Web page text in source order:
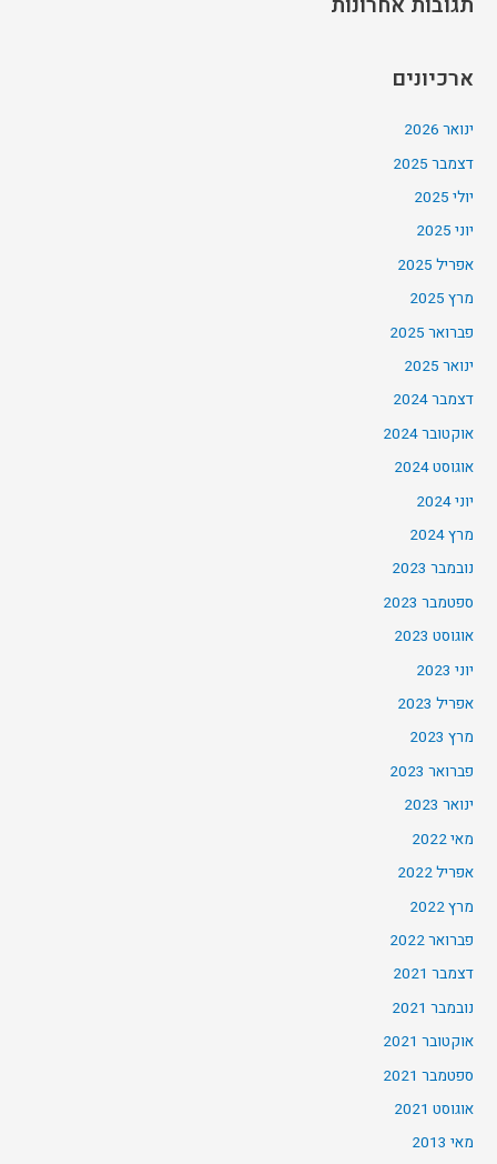
ארכיונים
ינואר 2026
דצמבר 2025
יולי 2025
יוני 2025
אפריל 2025
מרץ 2025
פברואר 2025
ינואר 2025
דצמבר 2024
אוקטובר 2024
אוגוסט 2024
יוני 2024
מרץ 2024
נובמבר 2023
ספטמבר 2023
אוגוסט 2023
יוני 2023
אפריל 2023
מרץ 2023
פברואר 2023
ינואר 2023
מאי 2022
אפריל 2022
מרץ 2022
פברואר 2022
דצמבר 2021
נובמבר 2021
אוקטובר 2021
ספטמבר 2021
אוגוסט 2021
מאי 2013